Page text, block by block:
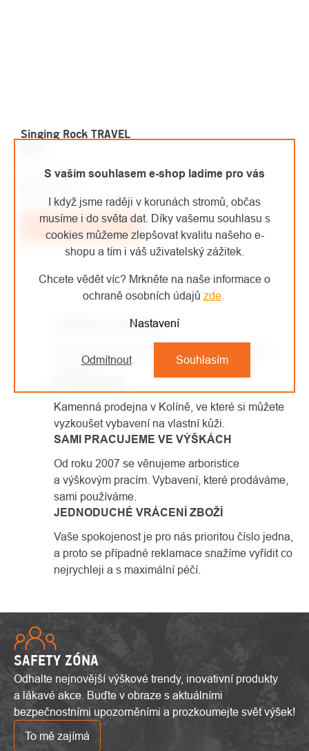
S vaším souhlasem e-shop ladíme pro vás
I když jsme raději v korunách stromů, občas
musíme i do světa dat. Díky vašemu souhlasu s
cookies můžeme zlepšovat kvalitu našeho e-
shopu a tím i váš uživatelský zážitek.
Chcete vědět víc? Mrkněte na naše informace o
ochraně osobních údajů zde.
Nastavení
Odmítnout Souhlasím
Singing Rock TRAVEL
Na objednávku
438,84 Kč bez DPH
Do košíku
OVLÁDACÍ
VÝPISU
DOPRAVA ZDARMA
zdarma.
Kamenná prodejna v Kolíně, ve které si můžete
vyzkoušet vybavení na vlastní kůži.
SAMI PRACUJEME VE VÝŠKÁCH
Od roku 2007 se věnujeme arboristice
a výškovým pracím. Vybavení, které prodáváme,
sami používáme.
JEDNODUCHÉ VRÁCENÍ ZBOŽÍ
Vaše spokojenost je pro nás prioritou číslo jedna,
a proto se případné reklamace snažíme vyřídit co
nejrychleji a s maximální péčí.
SAFETY ZÓNA
Odhalte nejnovější výškové trendy, inovativní produkty
a lákavé akce. Buďte v obraze s aktuálními
bezpečnostními upozorněními a prozkoumejte svět výšek!
To mě zajímá